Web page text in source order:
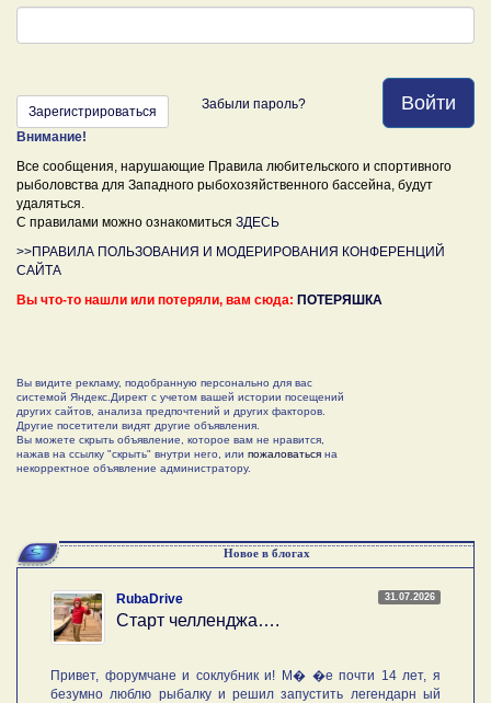
Войти
Зарегистрироваться Забыли пароль?
Внимание!
Все сообщения, нарушающие Правила любительского и спортивного
рыболовства для Западного рыбохозяйственного бассейна, будут
удаляться.
С правилами можно ознакомиться ЗДЕСЬ
>>ПРАВИЛА ПОЛЬЗОВАНИЯ И МОДЕРИРОВАНИЯ КОНФЕРЕНЦИЙ
САЙТА
Вы что-то нашли или потеряли, вам сюда: ПОТЕРЯШКА
Вы видите рекламу, подобранную персонально для вас
системой Яндекс.Директ с учетом вашей истории посещений
других сайтов, анализа предпочтений и других факторов.
Другие посетители видят другие объявления.
Вы можете скрыть объявление, которое вам не нравится,
нажав на ссылку "скрыть" внутри него, или пожаловаться на
некорректное объявление администратору.
Новое в блогах
31.07.2026
RubaDrive
Старт челленджа….
Привет, форумчане и соклубник и! М� �е почти 14 лет, я
безумно люблю рыбалку и решил запустить легендарн ый